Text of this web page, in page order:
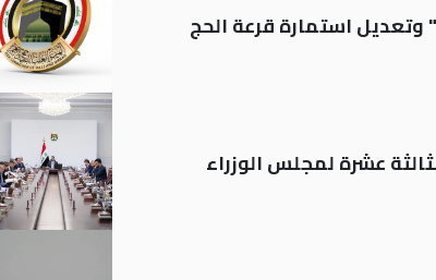
استمارة قرعة الحج
عشرة لمجلس الوزراء